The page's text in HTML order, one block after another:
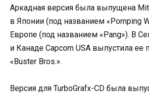
Аркадная версия была выпущена
в Японии (под названием «Pomping
Европе (под названием «Pang»). В
и Канаде Capcom USA выпустила ее
«Buster Bros.».
Версия для TurboGrafx-CD была